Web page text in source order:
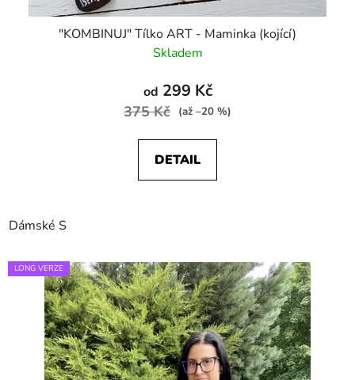
"KOMBINUJ" Tílko ART - Maminka (kojící)
Skladem
od 299 Kč
375 Kč (až –20 %)
DETAIL
Dámské S
LONG VERZE